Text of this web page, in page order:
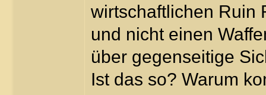
wirtschaftlichen Ruin
und nicht einen
über gegenseitige
Ist das so? Warum